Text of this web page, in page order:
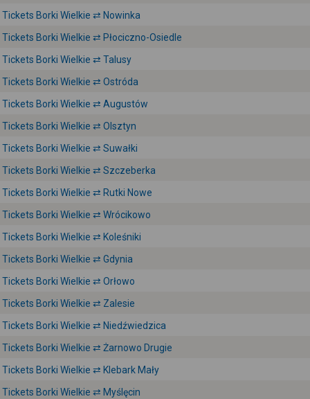
Tickets Borki Wielkie ⇄ Nowinka
Tickets Borki Wielkie ⇄ Płociczno-Osiedle
Tickets Borki Wielkie ⇄ Talusy
Tickets Borki Wielkie ⇄ Ostróda
Tickets Borki Wielkie ⇄ Augustów
Tickets Borki Wielkie ⇄ Olsztyn
Tickets Borki Wielkie ⇄ Suwałki
Tickets Borki Wielkie ⇄ Szczeberka
Tickets Borki Wielkie ⇄ Rutki Nowe
Tickets Borki Wielkie ⇄ Wrócikowo
Tickets Borki Wielkie ⇄ Koleśniki
Tickets Borki Wielkie ⇄ Gdynia
Tickets Borki Wielkie ⇄ Orłowo
Tickets Borki Wielkie ⇄ Zalesie
Tickets Borki Wielkie ⇄ Niedźwiedzica
Tickets Borki Wielkie ⇄ Żarnowo Drugie
Tickets Borki Wielkie ⇄ Klebark Mały
Tickets Borki Wielkie ⇄ Myślęcin